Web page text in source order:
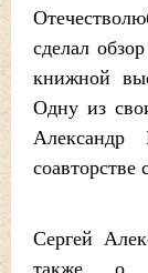
сделал
книжной
Одну из
Сергей
также, о